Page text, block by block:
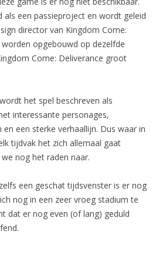
als een passieproject en wordt geleid
director van Kingdom Come:
opgebouwd op dezelfde
Come: Deliverance groot
het spel beschreven als
interessante personages,
een sterke verhaallijn. Dus waar in
tijdvak het zich allemaal gaat
nog het raden naar.
een geschat tijdsvenster is er nog
nog in een zeer vroeg stadium te
dat er nog even (of lang) geduld